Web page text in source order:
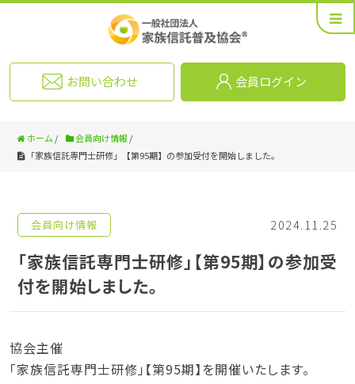
お問い合わせ 会員ログイン
ホーム / 会員向け情報/
「家族信託専門士研修」【第95期】の参加受付を開始しました。
会員向け情報 2024.11.25
「家族信託専門士研修」【第95期】の参加受
付を開始しました。
協会主催
「家族信託専門士研修」【第95期】を開催いたします。